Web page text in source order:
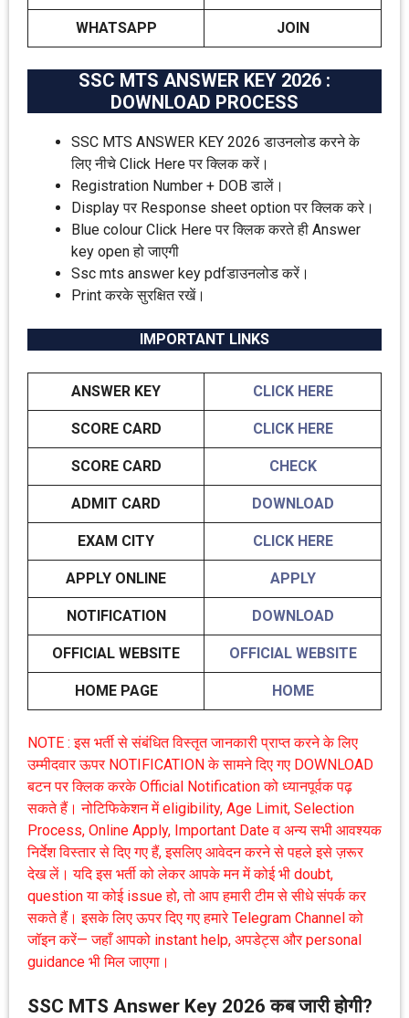
WHATSAPP JOIN
SSC MTS ANSWER KEY 2026 :
DOWNLOAD PROCESS
SSC MTS ANSWER KEY 2026 डाउनलोड करने के
लिए नीचे Click Here पर क्लिक करें।
Registration Number + DOB डालें।
Display पर Response sheet option पर क्लिक करे।
Blue colour Click Here पर क्लिक करते ही Answer
key open हो जाएगी
Ssc mts answer key pdfडाउनलोड करें।
Print करके सुरक्षित रखें।
IMPORTANT LINKS
ANSWER KEY CLICK HERE
SCORE CARD CLICK HERE
SCORE CARD CHECK
ADMIT CARD DOWNLOAD
EXAM CITY CLICK HERE
APPLY ONLINE APPLY
NOTIFICATION DOWNLOAD
OFFICIAL WEBSITE OFFICIAL WEBSITE
HOME PAGE HOME
NOTE : इस भर्ती से संबंधित विस्तृत जानकारी प्राप्त करने के लिए
उम्मीदवार ऊपर NOTIFICATION के सामने दिए गए DOWNLOAD
बटन पर क्लिक करके Official Notification को ध्यानपूर्वक पढ़
सकते हैं। नोटिफिकेशन में eligibility, Age Limit, Selection
Process, Online Apply, Important Date व अन्य सभी आवश्यक
निर्देश विस्तार से दिए गए हैं, इसलिए आवेदन करने से पहले इसे ज़रूर
देख लें। यदि इस भर्ती को लेकर आपके मन में कोई भी doubt,
question या कोई issue हो, तो आप हमारी टीम से सीधे संपर्क कर
सकते हैं। इसके लिए ऊपर दिए गए हमारे Telegram Channel को
जॉइन करें— जहाँ आपको instant help, अपडेट्स और personal
guidance भी मिल जाएगा।
SSC MTS Answer Key 2026 कब जारी होगी?